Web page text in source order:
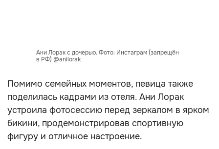
Ани Лорак с дочерью. Фото: Инстаграм (запрещён
в РФ) @anilorak
Помимо семейных моментов, певица также
поделилась кадрами из отеля. Ани Лорак
устроила фотосессию перед зеркалом в ярком
бикини, продемонстрировав спортивную
фигуру и отличное настроение.